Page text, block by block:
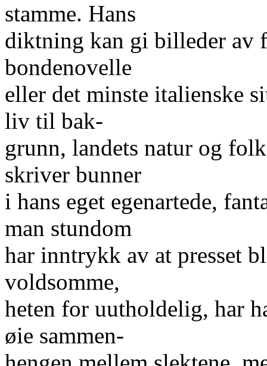
stamme. Hans
diktning kan gi billeder av
bondenovelle
eller det minste italienske
liv til bak-
grunn, landets natur og
skriver bunner
i hans eget egenartede,
man stundom
har inntrykk av at presset
voldsomme,
heten for uutholdelig, har
øie sammen-